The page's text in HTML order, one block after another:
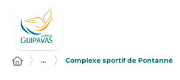
… Complexe sportif de Pontanné